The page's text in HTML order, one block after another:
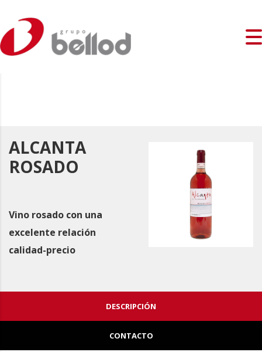
ALCANTA
ROSADO
Vino rosado con una
excelente relación
calidad-precio
DESCRIPCIÓN
CONTACTO